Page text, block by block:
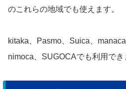
のこれらの地域でも使えます。
kitaka、Pasmo、Suica、
nimoca、SUGOCAでも利用でき